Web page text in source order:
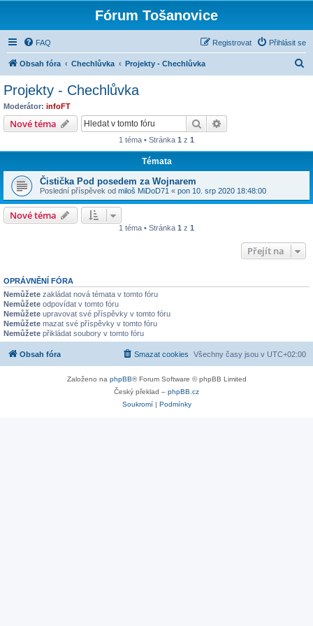
Fórum Tošanovice
FAQ Přihlásit se
Registrovat
Obsah fóra Chechlůvka Projekty - Chechlůvka
Projekty - Chechlůvka
Moderátor: infoFT
Nové téma Hledat
1 téma • Stránka 1 z 1
Témata
Čistička Pod posedem za Wojnarem
Poslední příspěvek od miloš MiDoD71 « pon 10. srp 2020 18:48:00
Nové téma
1 téma • Stránka 1 z 1
Přejít na
OPRÁVNĚNÍ FÓRA
Nemůžete zakládat nová témata v tomto fóru
Nemůžete odpovídat v tomto fóru
Nemůžete upravovat své příspěvky v tomto fóru
Nemůžete mazat své příspěvky v tomto fóru
Nemůžete přikládat soubory v tomto fóru
Obsah fóra Všechny časy jsou v UTC+02:00
Smazat cookies
Založeno na phpBB® Forum Software © phpBB Limited
Český překlad – phpBB.cz
Soukromí| Podmínky